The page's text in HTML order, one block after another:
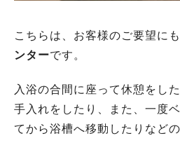
こちらは、お客様のご要望に
ンターです。
入浴の合間に座って休憩をし
手入れをしたり、また、一度
てから浴槽へ移動したりなど